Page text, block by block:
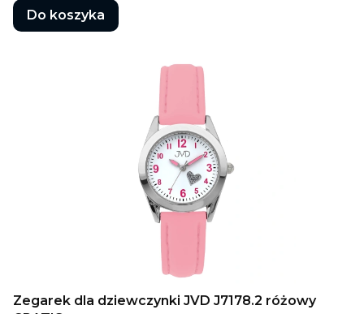
Do koszyka
Zegarek dla dziewczynki JVD J7178.2 różowy